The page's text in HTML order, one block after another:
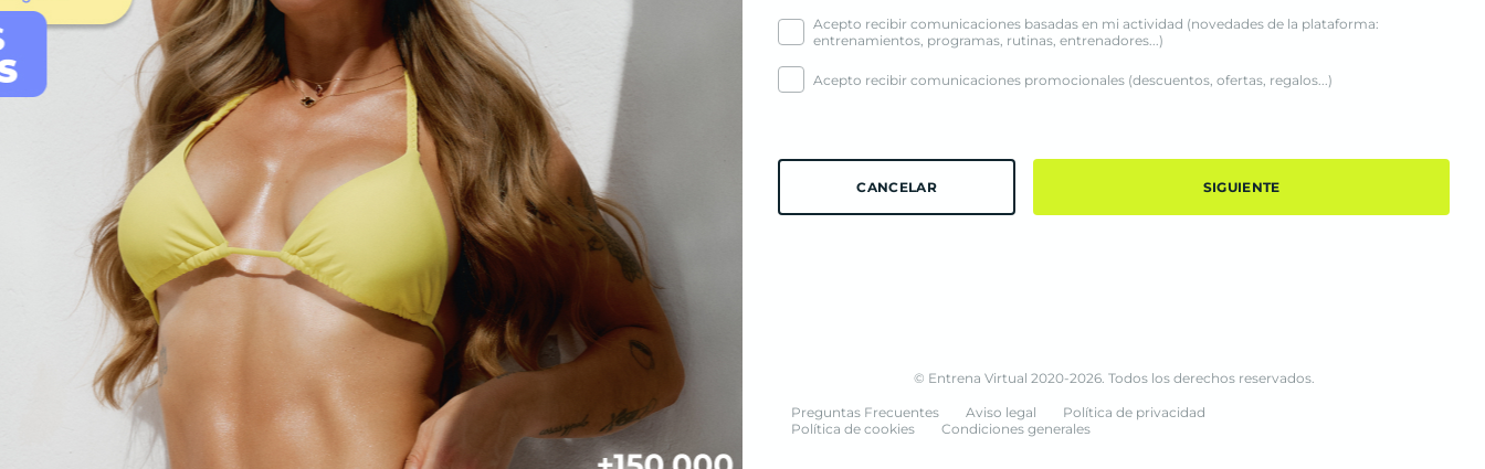
Acepto recibir comunicaciones basadas en mi actividad (novedades de la plataforma:
entrenamientos, programas, rutinas, entrenadores...)
Acepto recibir comunicaciones promocionales (descuentos, ofertas, regalos...)
CANCELAR SIGUIENTE
© Entrena Virtual 2020-2026. Todos los derechos reservados.
Preguntas Frecuentes Aviso legal
Política de privacidad
Política de cookies
Condiciones generales